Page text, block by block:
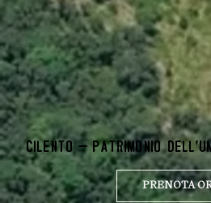
Cilento – Patrimonio
PRENOTA